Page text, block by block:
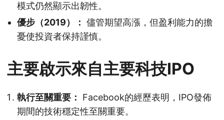
模式仍然顯示出韌性。
優步（2019）： 儘管期望高漲，但盈利能力的擔
憂使投資者保持謹慎。
主要啟示來自主要科技IPO
執行至關重要：
Facebook的經歷表明，IPO發佈
期間的技術穩定性至關重要。